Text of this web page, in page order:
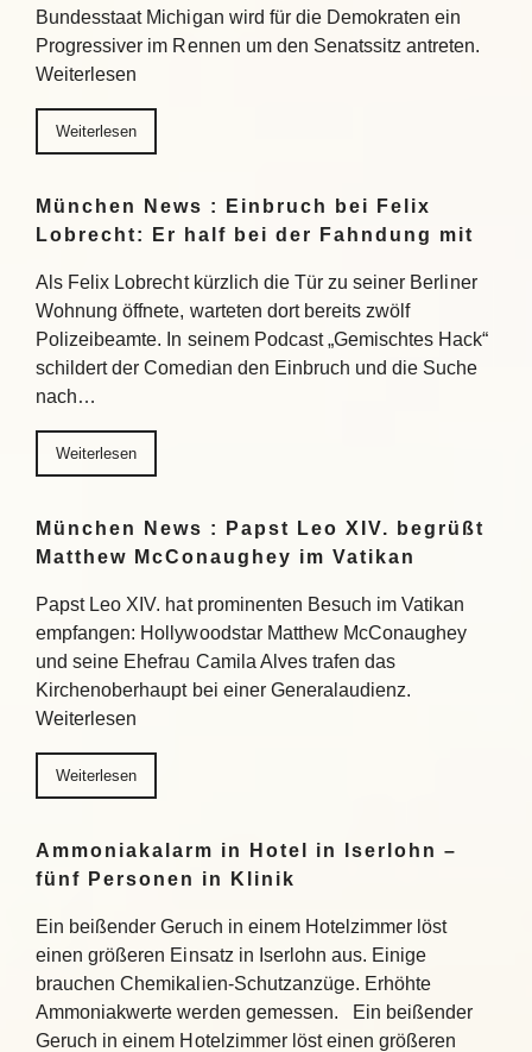
Bundesstaat Michigan wird für die Demokraten ein
Progressiver im Rennen um den Senatssitz antreten.
Weiterlesen
Weiterlesen
München News : Einbruch bei Felix
Lobrecht: Er half bei der Fahndung mit
Als Felix Lobrecht kürzlich die Tür zu seiner Berliner
Wohnung öffnete, warteten dort bereits zwölf
Polizeibeamte. In seinem Podcast „Gemischtes Hack“
schildert der Comedian den Einbruch und die Suche
nach…
Weiterlesen
München News : Papst Leo XIV. begrüßt
Matthew McConaughey im Vatikan
Papst Leo XIV. hat prominenten Besuch im Vatikan
empfangen: Hollywoodstar Matthew McConaughey
und seine Ehefrau Camila Alves trafen das
Kirchenoberhaupt bei einer Generalaudienz.
Weiterlesen
Weiterlesen
Ammoniakalarm in Hotel in Iserlohn –
fünf Personen in Klinik
Ein beißender Geruch in einem Hotelzimmer löst
einen größeren Einsatz in Iserlohn aus. Einige
brauchen Chemikalien-Schutzanzüge. Erhöhte
Ammoniakwerte werden gemessen. Ein beißender
Geruch in einem Hotelzimmer löst einen größeren